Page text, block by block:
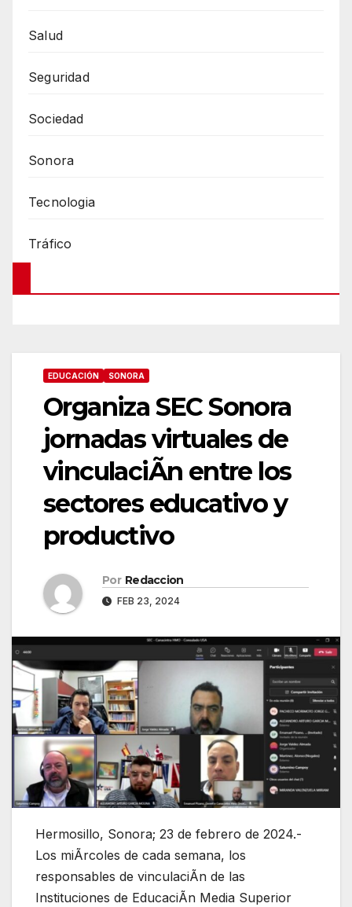
Salud
Seguridad
Sociedad
Sonora
Tecnologia
Tráfico
EDUCACIÓN SONORA
Organiza SEC Sonora
jornadas virtuales de
vinculaciÃn entre los
sectores educativo y
productivo
Por Redaccion
FEB 23, 2024
Hermosillo, Sonora; 23 de febrero de 2024.-
Los miÃrcoles de cada semana, los
responsables de vinculaciÃn de las
Instituciones de EducaciÃn Media Superior